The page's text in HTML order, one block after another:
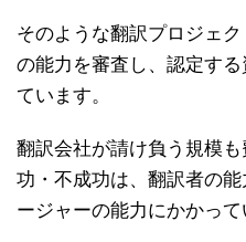
そのような翻訳プロジェ
の能力を審査し、認定す
ています。
翻訳会社が請け負う規模
功・不成功は、翻訳者の
ージャーの能力にかかって